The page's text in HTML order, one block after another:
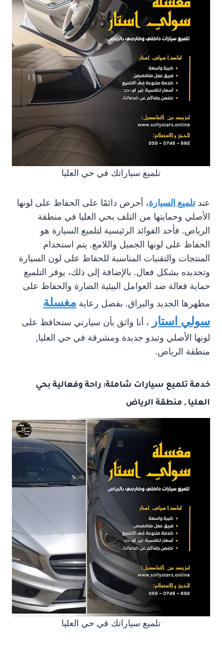
تلميع سياراتك في حي العليا
عندتلميع السيارة، أحرص دائمًا على الحفاظ على لونها
الأصلي وحمايتها من التلف بحي العليا في منطقة
الرياض. فأحد الفوائد الرئيسية لتلميع السيارة هو
الحفاظ على لونها الجميل واللامع. يتم استخدام
المنتجات والتقنيات المناسبة للحفاظ على لون السيارة
وتجديده بشكل فعال. بالإضافة إلى ذلك، يوفر التلميع
حماية فعالة ضد العوامل البيئية الضارة والحفاظ على
مظهرها الجديد والبراق. بفضل رعاية مغسلة
سولي استار
، أنا واثق بأن سيارتي ستحافظ على
لونها الأصلي وتبدو جديدة ومشرقة في حي العليا,
منطقة الرياض.
خدمة تلميع سيارات شاملة: راحة وفعالية بحي
العليا , منطقة الرياض
تلميع سياراتك في حي العليا